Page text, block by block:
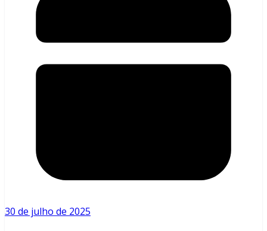
30 de julho de 2025